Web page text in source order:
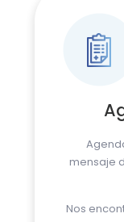
mensaje
Nos